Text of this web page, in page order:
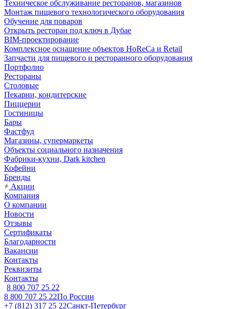
Техническое обслуживание ресторанов, магазинов
Монтаж пищевого технологического оборудования
Обучение для поваров
Открыть ресторан под ключ в Дубае
BIM-проектирование
Комплексное оснащение объектов HoReCa и Retail
Запчасти для пищевого и ресторанного оборудования
Портфолио
Рестораны
Столовые
Пекарни, кондитерские
Пиццерии
Гостиницы
Бары
Фастфуд
Магазины, супермаркеты
Объекты социального назначения
Фабрики-кухни, Dark kitchen
Кофейни
Бренды
Акции
Компания
О компании
Новости
Отзывы
Сертификаты
Благодарности
Вакансии
Контакты
Реквизиты
Контакты
8 800 707 25 22
8 800 707 25 22По России
+7 (812) 317 25 22Санкт-Петербург